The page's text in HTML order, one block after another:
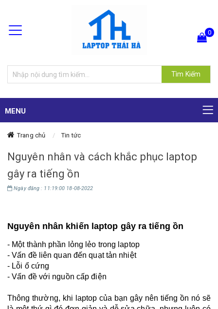
Tìm Kiếm
0
MENU
Trang chủ Tin tức
Nguyên nhân và cách khắc phục laptop
gây ra tiếng ồn
Ngày đăng : 11:19:00 18-08-2022
Nguyên nhân khiến laptop gây ra tiếng ồn
- Một thành phần lỏng lẻo trong laptop
- Vấn đề liên quan đến quạt tản nhiệt
- Lỗi ổ cứng
- Vấn đề với nguồn cấp điện
Thông thường, khi laptop của bạn gây nên tiếng ồn nó sẽ